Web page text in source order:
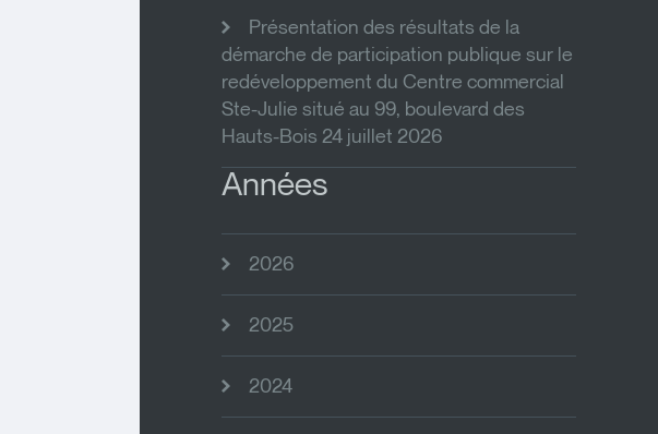
Présentation des résultats de la
démarche de participation publique sur le
redéveloppement du Centre commercial
Ste-Julie situé au 99, boulevard des
Hauts-Bois 24 juillet 2026
Années
2026
2025
2024